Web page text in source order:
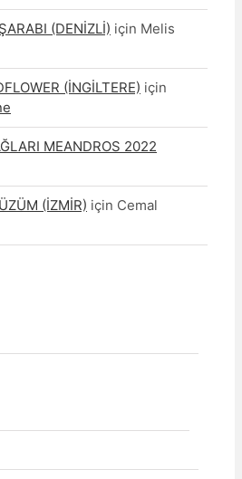
(DENİZLİ) için Melis
(İNGİLTERE) için
MEANDROS 2022
(İZMİR) için Cemal